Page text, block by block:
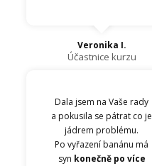
Veronika I.
Účastnice kurzu
Dala jsem na Vaše rady
a pokusila se pátrat co je
jádrem problému.
Po vyřazení banánu má
syn konečně po více